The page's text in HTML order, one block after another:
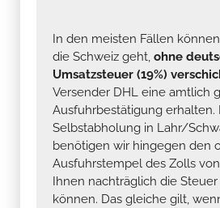
In den meisten Fällen
die Schweiz geht, ohne
Umsatzsteuer (19%)
Versender DHL eine amtlich
Ausfuhrbestätigung erhalten.
Selbstabholung in Lahr/
benötigen wir hingegen den
Ausfuhrstempel des Zolls
Ihnen nachträglich die
können. Das gleiche gilt,